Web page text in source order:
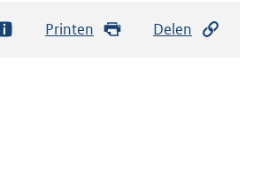
Printen Delen